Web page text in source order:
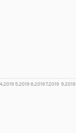
4.2019 5.20196.20197.2019 9.2019